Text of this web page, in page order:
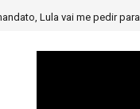
forte’ diminuindo chuvas